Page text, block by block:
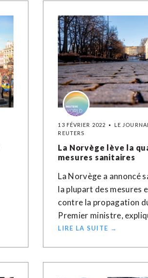
13 FÉVRIER 2022
LE
REUTERS
La Norvège lève la
mesures sanitaires
La Norvège a annoncé
la plupart des mesures
contre la propagation
Premier ministre,
LIRE LA SUITE →